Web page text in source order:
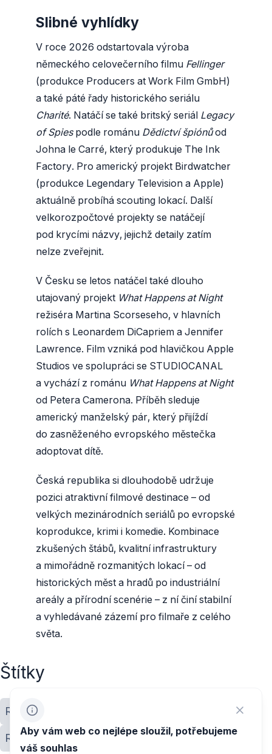
Slibné vyhlídky
V roce 2026 odstartovala výroba
německého celovečerního filmu Fellinger
(produkce Producers at Work Film GmbH)
a také páté řady historického seriálu
Charité. Natáčí se také britský seriál Legacy
of Spiespodle románu Dědictví špiónůod
Johna le Carré, který produkuje The Ink
Factory. Pro americký projekt Birdwatcher
(produkce Legendary Television a Apple)
aktuálně probíhá scouting lokací. Další
velkorozpočtové projekty se natáčejí
pod krycími názvy, jejichž detaily zatím
nelze zveřejnit.
V Česku se letos natáčel také dlouho
utajovaný projekt What Happens at Night
režiséra Martina Scorseseho, v hlavních
rolích s Leonardem DiCapriem a Jennifer
Lawrence. Film vzniká pod hlavičkou Apple
Studios ve spolupráci se STUDIOCANAL
a vychází z románu What Happens at Night
od Petera Camerona. Příběh sleduje
americký manželský pár, který přijíždí
do zasněženého evropského městečka
adoptovat dítě.
Česká republika si dlouhodobě udržuje
pozici atraktivní filmové destinace – od
velkých mezinárodních seriálů po evropské
koprodukce, krimi i komedie. Kombinace
zkušených štábů, kvalitní infrastruktury
a mimořádně rozmanitých lokací – od
historických měst a hradů po industriální
areály a přírodní scenérie – z ní činí stabilní
a vyhledávané zázemí pro filmaře z celého
světa.
Štítky
Rozhovor
Regiony
Aby vám web co nejlépe sloužil, potřebujeme
váš souhlas